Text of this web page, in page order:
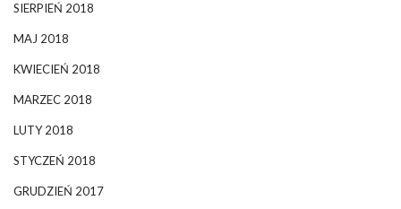
SIERPIEŃ 2018
MAJ 2018
KWIECIEŃ 2018
MARZEC 2018
LUTY 2018
STYCZEŃ 2018
GRUDZIEŃ 2017